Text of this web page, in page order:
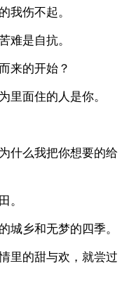
我伤不起。
难是自抗。
来的开始？
里面住的人是你。
什么我把你想要的给
。
城乡和无梦的四季。
里的甜与欢，就尝过